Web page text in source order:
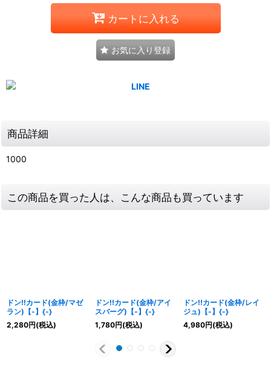
カートに入れる
お気に入り登録
商品詳細
1000
この商品を買った人は、こんな商品も買っています
ドン!!カード(金枠/マゼ
ラン)【-】{-}
2,280円(税込)
ドン!!カード(金枠/アイ
スバーグ)【-】{-}
1,780円(税込)
ドン!!カード(金枠/レイ
ジュ)【-】{-}
4,980円(税込)